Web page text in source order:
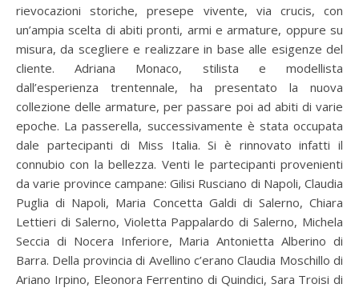
rievocazioni storiche, presepe vivente, via crucis, con
un’ampia scelta di abiti pronti, armi e armature, oppure su
misura, da scegliere e realizzare in base alle esigenze del
cliente. Adriana Monaco, stilista e modellista
dall’esperienza trentennale, ha presentato la nuova
collezione delle armature, per passare poi ad abiti di varie
epoche. La passerella, successivamente è stata occupata
dale partecipanti di Miss Italia. Si è rinnovato infatti il
connubio con la bellezza. Venti le partecipanti provenienti
da varie province campane: Gilisi Rusciano di Napoli, Claudia
Puglia di Napoli, Maria Concetta Galdi di Salerno, Chiara
Lettieri di Salerno, Violetta Pappalardo di Salerno, Michela
Seccia di Nocera Inferiore, Maria Antonietta Alberino di
Barra. Della provincia di Avellino c’erano Claudia Moschillo di
Ariano Irpino, Eleonora Ferrentino di Quindici, Sara Troisi di